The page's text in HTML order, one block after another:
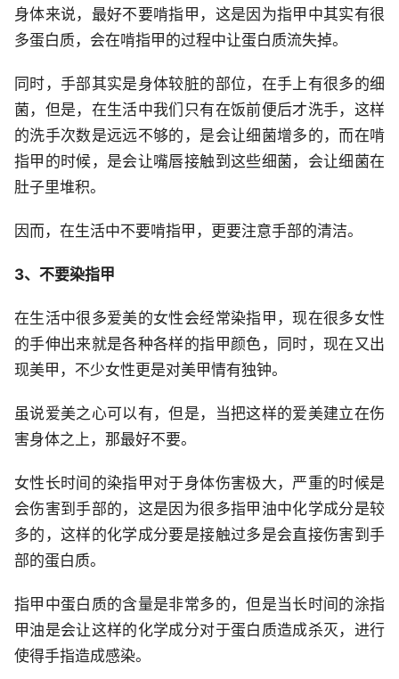
身体来说，最好不要啃指甲，这是因为指甲中其实有很
多蛋白质，会在啃指甲的过程中让蛋白质流失掉。
同时，手部其实是身体较脏的部位，在手上有很多的细
菌，但是，在生活中我们只有在饭前便后才洗手，这样
的洗手次数是远远不够的，是会让细菌增多的，而在啃
指甲的时候，是会让嘴唇接触到这些细菌，会让细菌在
肚子里堆积。
因而，在生活中不要啃指甲，更要注意手部的清洁。
3、不要染指甲
在生活中很多爱美的女性会经常染指甲，现在很多女性
的手伸出来就是各种各样的指甲颜色，同时，现在又出
现美甲，不少女性更是对美甲情有独钟。
虽说爱美之心可以有，但是，当把这样的爱美建立在伤
害身体之上，那最好不要。
女性长时间的染指甲对于身体伤害极大，严重的时候是
会伤害到手部的，这是因为很多指甲油中化学成分是较
多的，这样的化学成分要是接触过多是会直接伤害到手
部的蛋白质。
指甲中蛋白质的含量是非常多的，但是当长时间的涂指
甲油是会让这样的化学成分对于蛋白质造成杀灭，进行
使得手指造成感染。